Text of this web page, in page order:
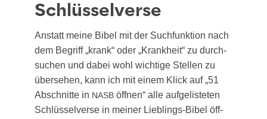
Schlüsselverse
Anstatt mei­ne Bibel mit der Such­funk­ti­on nach
dem Begriff „krank“ oder „Krank­heit“ zu durch­
su­chen und dabei wohl wich­ti­ge Stel­len zu
über­se­hen, kann ich mit einem Klick auf „51
Abschnit­te in NASB öff­nen“ alle auf­ge­lis­te­ten
Schlüs­sel­ver­se in mei­ner Lieb­lings-Bibel öff­